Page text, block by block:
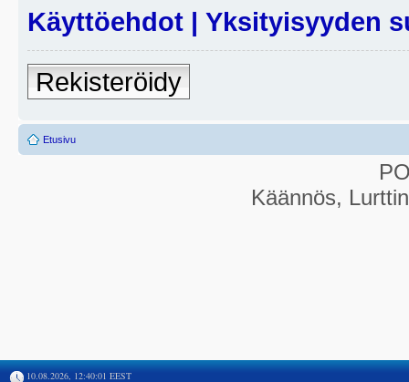
Käyttöehdot | Yksityisyyden
Rekisteröidy
Etusivu
Käännös,
10.08.2026, 12:40:01 EEST